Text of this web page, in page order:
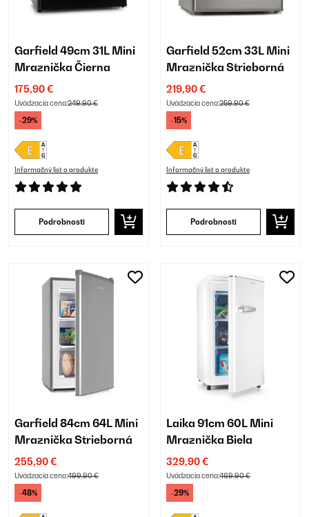
Garfield 49cm 31L Mini
Mraznička Čierna
175,90 €
Uvádzacia cena:249,90 €
-29%
Informačný list o produkte
Podrobnosti
Garfield 52cm 33L Mini
Mraznička Strieborná
219,90 €
Uvádzacia cena:259,90 €
-15%
Informačný list o produkte
Podrobnosti
Garfield 84cm 64L Mini
Mraznička Strieborná
255,90 €
Uvádzacia cena:499,90 €
-48%
Laika 91cm 60L Mini
Mraznička Biela
329,90 €
Uvádzacia cena:469,90 €
-29%